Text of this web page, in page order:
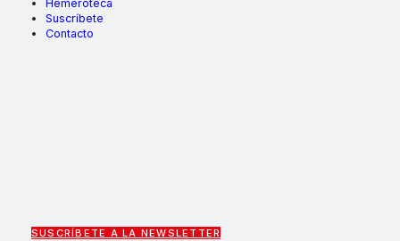
Hemeroteca
Suscríbete
Contacto
SUSCRÍBETE A LA NEWSLETTER